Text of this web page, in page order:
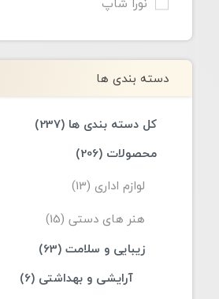
دسته بندی ها
کل دسته بندی ها (237)
محصولات (206)
لوازم اداری (13)
هنر های دستی (15)
زیبایی و سلامت (63)
آرایشی و بهداشتی (6)